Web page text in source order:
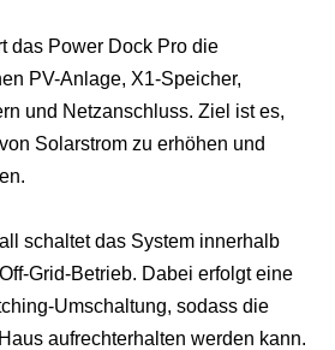
das Power Dock Pro die
PV-Anlage, X1-Speicher,
und Netzanschluss. Ziel ist es,
Solarstrom zu erhöhen und
schaltet das System innerhalb
Grid-Betrieb. Dabei erfolgt eine
Umschaltung, sodass die
aufrechterhalten werden kann.